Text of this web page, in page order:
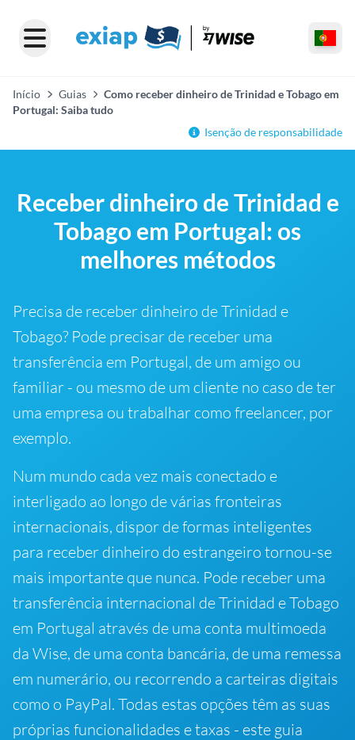
Início Guias
Como receber dinheiro de Trinidad e Tobago em
Portugal: Saiba tudo
Isenção de responsabilidade
Receber dinheiro de Trinidad e
Tobago em Portugal: os
melhores métodos
Precisa de receber dinheiro de Trinidad e
Tobago? Pode precisar de receber uma
transferência em Portugal, de um amigo ou
familiar - ou mesmo de um cliente no caso de ter
uma empresa ou trabalhar como freelancer, por
exemplo.
Num mundo cada vez mais conectado e
interligado ao longo de várias fronteiras
internacionais, dispor de formas inteligentes
para receber dinheiro do estrangeiro tornou-se
mais importante que nunca. Pode receber uma
transferência internacional de Trinidad e Tobago
em Portugal através de uma conta multimoeda
da Wise, de uma conta bancária, de uma remessa
em numerário, ou recorrendo a carteiras digitais
como o PayPal. Todas estas opções têm as suas
próprias funcionalidades e taxas - este guia